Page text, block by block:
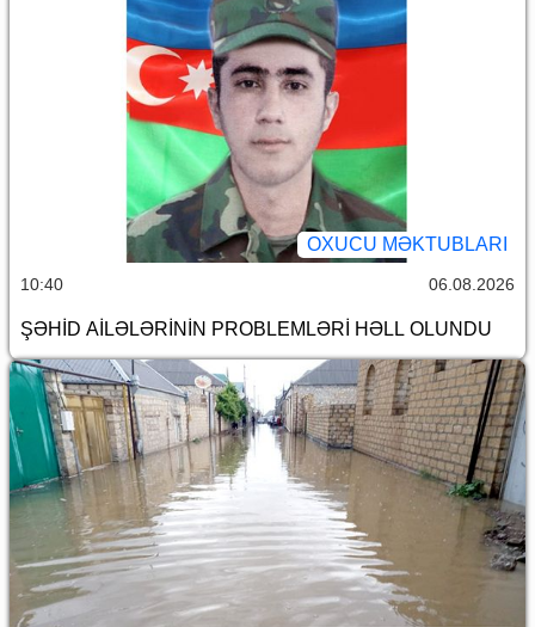
OXUCU MƏKTUBLARI
10:40 06.08.2026
ŞƏHİD AİLƏLƏRİNİN PROBLEMLƏRİ HƏLL OLUNDU